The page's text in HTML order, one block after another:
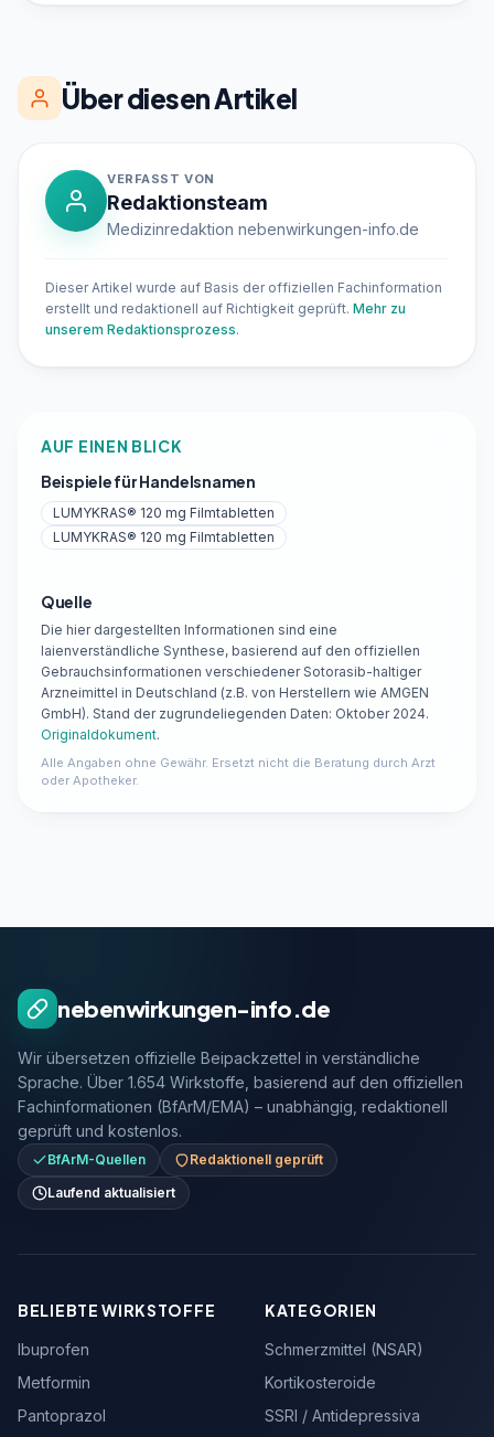
Über diesen Artikel
VERFASST VON
Redaktionsteam
Medizinredaktion nebenwirkungen-info.de
Dieser Artikel wurde auf Basis der offiziellen Fachinformation
erstellt und redaktionell auf Richtigkeit geprüft. Mehr zu
unserem Redaktionsprozess.
AUF EINEN BLICK
Beispiele für Handelsnamen
LUMYKRAS® 120 mg Filmtabletten
LUMYKRAS® 120 mg Filmtabletten
Quelle
Die hier dargestellten Informationen sind eine
laienverständliche Synthese, basierend auf den offiziellen
Gebrauchsinformationen verschiedener Sotorasib-haltiger
Arzneimittel in Deutschland (z.B. von Herstellern wie AMGEN
GmbH). Stand der zugrundeliegenden Daten: Oktober 2024.
Originaldokument.
Alle Angaben ohne Gewähr. Ersetzt nicht die Beratung durch Arzt
oder Apotheker.
nebenwirkungen-info.de
Wir übersetzen offizielle Beipackzettel in verständliche
Sprache. Über 1.654 Wirkstoffe, basierend auf den offiziellen
Fachinformationen (BfArM/EMA) – unabhängig, redaktionell
geprüft und kostenlos.
BfArM-Quellen
Redaktionell geprüft
Laufend aktualisiert
BELIEBTE WIRKSTOFFE
Ibuprofen
Metformin
Pantoprazol
KATEGORIEN
Schmerzmittel (NSAR)
Kortikosteroide
SSRI / Antidepressiva